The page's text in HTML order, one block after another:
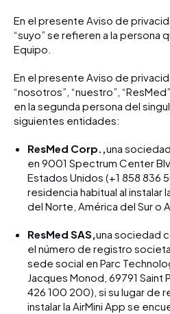
En el presente Aviso de
“suyo” se refieren a la persona
Equipo.
En el presente Aviso de
“nosotros”, “nuestro”,
en la segunda persona del
siguientes entidades:
ResMed Corp.,una
en 9001 Spectrum Center
Estados Unidos (+1 858 836
residencia habitual al instalar
del Norte, América del Sur o
ResMed SAS,una sociedad
el número de registro
sede social en Parc
Jacques Monod, 69791 Saint
426 100 200), si su lugar de
instalar la AirMini App se